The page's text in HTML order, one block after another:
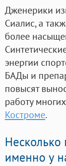
Дженерики
Сиалис, а
более
энергии
БАДы и
повысят
работу
Костроме.
именно у